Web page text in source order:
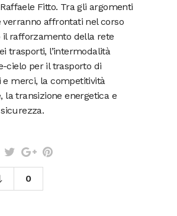
Fitto. Tra gli argomenti
verranno affrontati nel corso
il rafforzamento della rete
trasporti, l’intermodalità
cielo per il trasporto di
e merci, la competitività
la transizione energetica e
0